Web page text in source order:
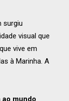
surgiu
visual que
vive em
à Marinha. A
mundo